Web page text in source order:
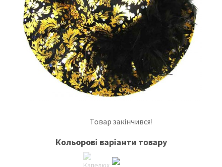
Товар закінчився!
Кольорові варіанти товару